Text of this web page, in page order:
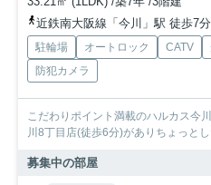
近鉄南大阪線「今川」駅 徒歩7分
駐輪場 オートロック CATV
防犯カメラ
こだわりポイント満載のハルカス今
川8丁目店(徒歩6分)がありちょっと
募集中の部屋